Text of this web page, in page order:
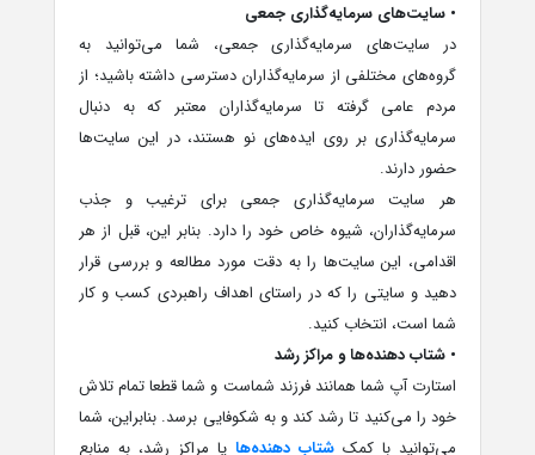
• سایت‌های سرمایه‌گذاری جمعی
در سایت‌های سرمایه‌گذاری جمعی، شما می‌توانید به
گروه‌های مختلفی از سرمایه‌گذاران دسترسی داشته باشید؛ از
مردم عامی گرفته تا سرمایه‌گذاران معتبر که به دنبال
سرمایه‌گذاری بر روی ایده‌های نو هستند، در این سایت‌ها
حضور دارند.
هر سایت سرمایه‌گذاری جمعی برای ترغیب و جذب
سرمایه‌گذاران، شیوه خاص خود را دارد. بنابر این، قبل از هر
اقدامی، این سایت‌ها را به دقت مورد مطالعه و بررسی قرار
دهید و سایتی را که در راستای اهداف راهبردی کسب و کار
شما است، انتخاب کنید.
• شتاب‌ دهنده‌ها و مراکز رشد
استارت آپ شما همانند فرزند شماست و شما قطعا تمام تلاش
خود را می‌کنید تا رشد کند و به شکوفایی برسد. بنابراین، شما
می‌توانید با کمک شتاب‌ دهنده‌ها یا مراکز رشد، به منابع